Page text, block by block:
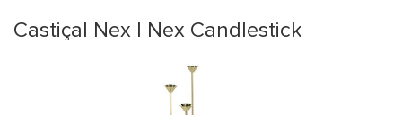
Castiçal Nex | Nex Candlestick